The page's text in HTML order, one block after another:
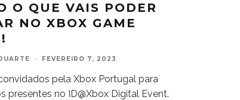
O QUE VAIS PODER
NO XBOX GAME
· FEVEREIRO 7, 2023
pela Xbox Portugal para
presentes no ID@Xbox Digital Event.